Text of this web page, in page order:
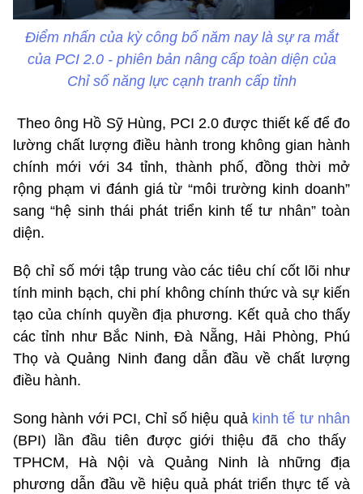
Điểm nhấn của kỳ công bố năm nay là sự ra mắt
của PCI 2.0 - phiên bản nâng cấp toàn diện của
Chỉ số năng lực cạnh tranh cấp tỉnh
Theo ông Hồ Sỹ Hùng, PCI 2.0 được thiết kế để đo
lường chất lượng điều hành trong không gian hành
chính mới với 34 tỉnh, thành phố, đồng thời mở
rộng phạm vi đánh giá từ “môi trường kinh doanh”
sang “hệ sinh thái phát triển kinh tế tư nhân” toàn
diện.
Bộ chỉ số mới tập trung vào các tiêu chí cốt lõi như
tính minh bạch, chi phí không chính thức và sự kiến
tạo của chính quyền địa phương. Kết quả cho thấy
các tỉnh như Bắc Ninh, Đà Nẵng, Hải Phòng, Phú
Thọ và Quảng Ninh đang dẫn đầu về chất lượng
điều hành.
Song hành với PCI, Chỉ số hiệu quả kinh tế tư nhân
(BPI) lần đầu tiên được giới thiệu đã cho thấy
TPHCM, Hà Nội và Quảng Ninh là những địa
phương dẫn đầu về hiệu quả phát triển thực tế và